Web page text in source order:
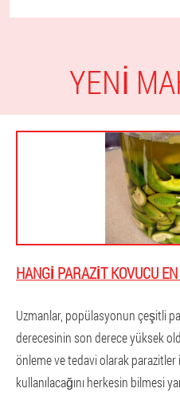
YENI
HANGI PARAZIT KOVUCU
Uzmanlar, popülasyonun çeşitli
derecesinin son derece yüksek
önleme ve tedavi olarak parazitler
kullanılacağını herkesin bilmesi